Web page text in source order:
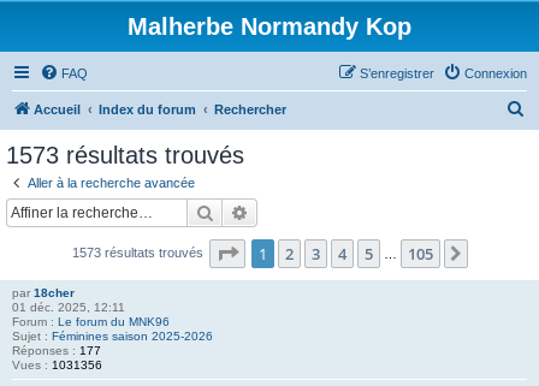
Malherbe Normandy Kop
FAQ Connexion
S’enregistrer
Accueil Index du forum Rechercher
c
1573 résultats trouvés
Aller à la recherche avancée
Rechercher
1573 résultats trouvés Page 1sur105
1 2 3 4 5 105
par 18cher
01 déc. 2025, 12:11
Forum : Le forum du MNK96
Sujet : Féminines saison 2025-2026
Réponses : 177
Vues : 1031356